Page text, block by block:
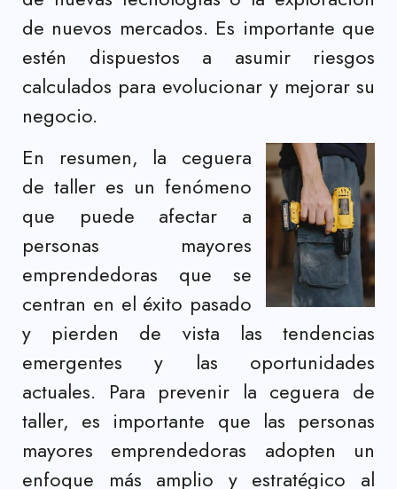
de nuevos mercados. Es importante que
estén dispuestos a asumir riesgos
calculados para evolucionar y mejorar su
negocio.
En resumen, la ceguera
de taller es un fenómeno
que puede afectar a
personas mayores
emprendedoras que se
centran en el éxito pasado
y pierden de vista las tendencias
emergentes y las oportunidades
actuales. Para prevenir la ceguera de
taller, es importante que las personas
mayores emprendedoras adopten un
enfoque más amplio y estratégico al